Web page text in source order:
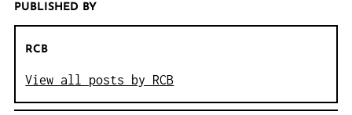
PUBLISHED BY
RCB
View all posts by RCB